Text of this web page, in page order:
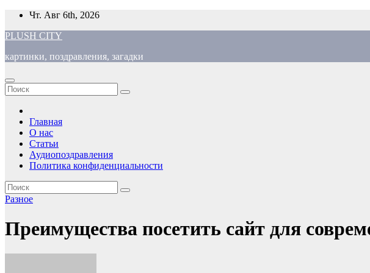
Перейти
содержимому
Чт. Авг 6th, 2026
PLUSH CITY
картинки, поздравления, загадки
Главная
О нас
Статьи
Аудиопоздравления
Политика конфиденциальности
Разное
Преимущества посетить сайт для